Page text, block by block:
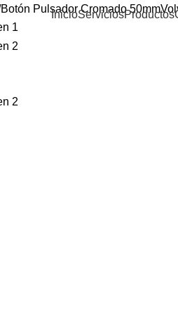
InicioServiciosProductos
Botón Pulsador Cromado 50mm